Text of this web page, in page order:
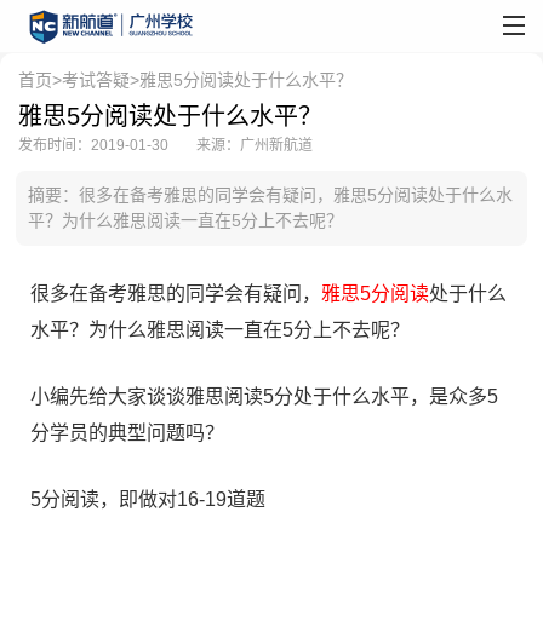
首页>考试答疑>雅思5分阅读处于什么水平？
雅思5分阅读处于什么水平？
发布时间：2019-01-30 来源：广州新航道
摘要：很多在备考雅思的同学会有疑问，雅思5分阅读处于什么水
平？为什么雅思阅读一直在5分上不去呢？
很多在备考雅思的同学会有疑问， 雅思5分阅读处于什么
水平？为什么雅思阅读一直在5分上不去呢？
小编先给大家谈谈雅思阅读5分处于什么水平，是众多5
分学员的典型问题吗？
5分阅读，即做对16-19道题